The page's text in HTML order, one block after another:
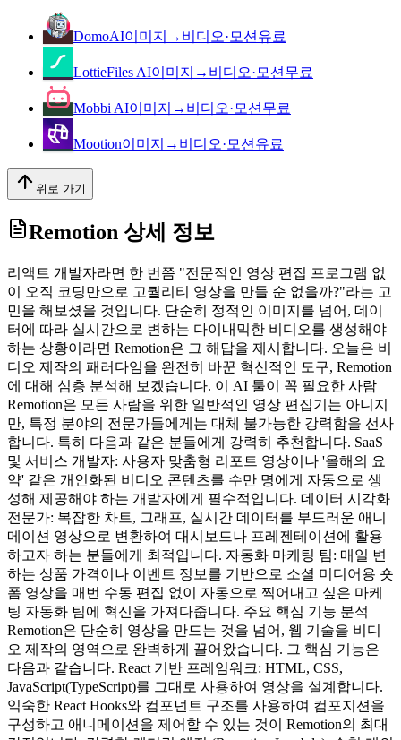
DomoAI이미지→비디오·모션 유료
LottieFiles AI이미지→비디오·모션 무료
Mobbi AI이미지→비디오·모션 무료
Mootion이미지→비디오·모션 유료
위로 가기
Remotion 상세 정보
리액트 개발자라면 한 번쯤 "전문적인 영상 편집 프로그램 없
이 오직 코딩만으로 고퀄리티 영상을 만들 순 없을까?"라는 고
민을 해보셨을 것입니다. 단순히 정적인 이미지를 넘어, 데이
터에 따라 실시간으로 변하는 다이내믹한 비디오를 생성해야
하는 상황이라면 Remotion은 그 해답을 제시합니다. 오늘은 비
디오 제작의 패러다임을 완전히 바꾼 혁신적인 도구, Remotion
에 대해 심층 분석해 보겠습니다. 이 AI 툴이 꼭 필요한 사람
Remotion은 모든 사람을 위한 일반적인 영상 편집기는 아니지
만, 특정 분야의 전문가들에게는 대체 불가능한 강력함을 선사
합니다. 특히 다음과 같은 분들에게 강력히 추천합니다. SaaS
및 서비스 개발자: 사용자 맞춤형 리포트 영상이나 '올해의 요
약' 같은 개인화된 비디오 콘텐츠를 수만 명에게 자동으로 생
성해 제공해야 하는 개발자에게 필수적입니다. 데이터 시각화
전문가: 복잡한 차트, 그래프, 실시간 데이터를 부드러운 애니
메이션 영상으로 변환하여 대시보드나 프레젠테이션에 활용
하고자 하는 분들에게 최적입니다. 자동화 마케팅 팀: 매일 변
하는 상품 가격이나 이벤트 정보를 기반으로 소셜 미디어용 숏
폼 영상을 매번 수동 편집 없이 자동으로 찍어내고 싶은 마케
팅 자동화 팀에 혁신을 가져다줍니다. 주요 핵심 기능 분석
Remotion은 단순히 영상을 만드는 것을 넘어, 웹 기술을 비디
오 제작의 영역으로 완벽하게 끌어왔습니다. 그 핵심 기능은
다음과 같습니다. React 기반 프레임워크: HTML, CSS,
JavaScript(TypeScript)를 그대로 사용하여 영상을 설계합니다.
익숙한 React Hooks와 컴포넌트 구조를 사용하여 컴포지션을
구성하고 애니메이션을 제어할 수 있는 것이 Remotion의 최대